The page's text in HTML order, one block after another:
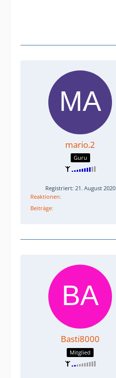
mario.2
Guru
Registriert: 21. August 2020
Reaktionen
Beiträge
Basti8000
Mitglied